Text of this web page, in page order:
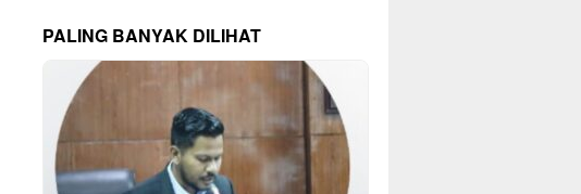
PALING BANYAK DILIHAT